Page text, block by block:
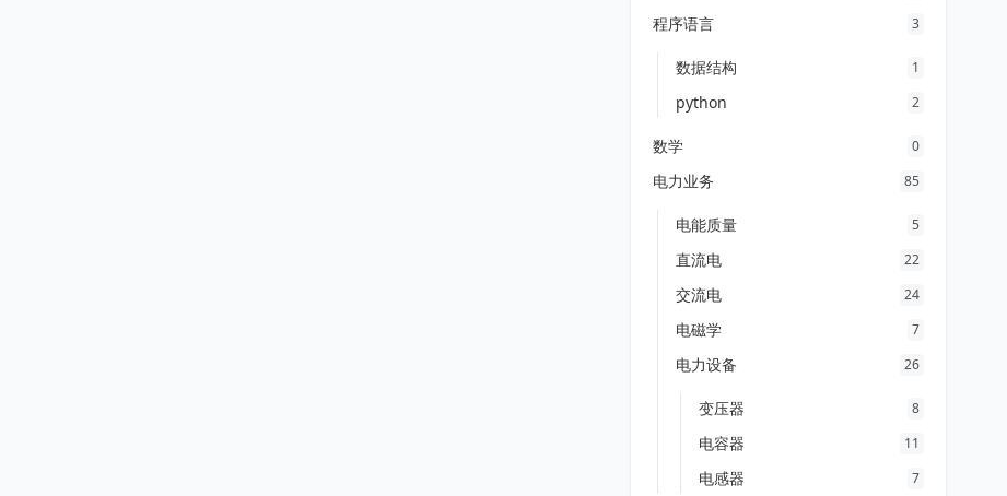
程序语言 3
数据结构 1
python 2
数学 0
电力业务 85
电能质量 5
直流电 22
交流电 24
电磁学 7
电力设备 26
变压器 8
电容器 11
电感器 7